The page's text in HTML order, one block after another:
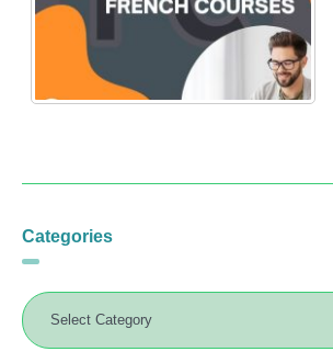
Categories